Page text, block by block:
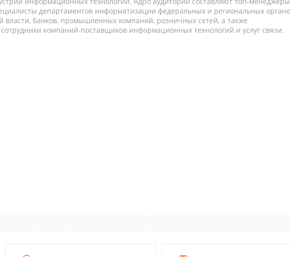
департаментов информатизации федеральных и региональных
власти, банков, промышленных компаний, розничных сетей, а также
компаний-поставщиков информационных технологий и услуг связи.